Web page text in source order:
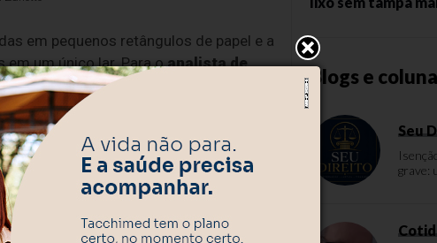
em pequenos retângulos de papel e a
em um único lar. Para oanalista de
nunca dura apenas um mês.
impressionantes e raros do Rio
que contam a evolução do esporte
Blogs e
Seu
grave: